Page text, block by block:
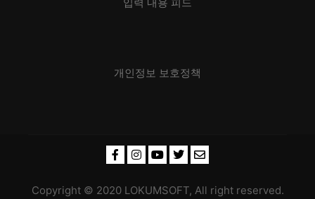
개인정보 보호정책
Copyright © 2020 LOKUMSOFT, All right reserved.